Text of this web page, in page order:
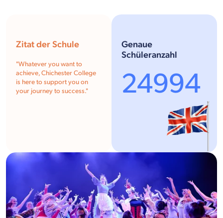
Zitat der Schule
"Whatever you want to
achieve, Chichester College
is here to support you on
your journey to success."
Genaue
Schüleranzahl
24994